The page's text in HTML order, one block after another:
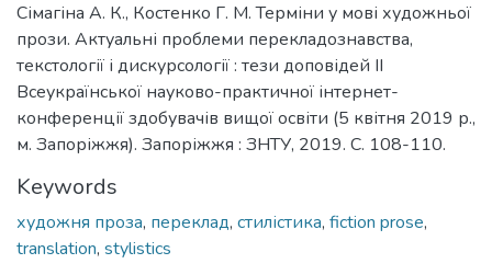
Сімагіна А. К., Костенко Г. М. Терміни у мові художньої
прози. Актуальні проблеми перекладознавства,
текстології і дискурсології : тези доповідей ІІ
Всеукраїнської науково-практичної інтернет-
конференції здобувачів вищої освіти (5 квітня 2019 р.,
м. Запоріжжя). Запоріжжя : ЗНТУ, 2019. С. 108-110.
Keywords
художня проза, переклад, стилістика, fiction prose,
translation, stylistics